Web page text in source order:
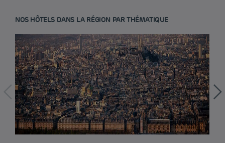
NOS HÔTELS DANS LA RÉGION PAR THÉMATIQUE